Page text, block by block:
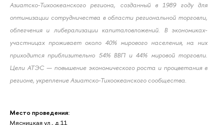
Место проведения:
Мясницкая ул., д.11
Азиатско-Тихоокеанского региона, созданный в 1989 году для
оптимизации сотрудничества в области региональной торговли,
облегчения и либерализации капиталовложений. В экономиках-
участницах проживает около 40% мирового населения, на них
приходится приблизительно 54% ВВП и 44% мировой торговли.
Цели АТЭС — повышение экономического роста и процветания в
регионе, укрепление Азиатско-Тихоокеанского сообщества.